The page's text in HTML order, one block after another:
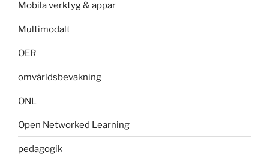
Mobila verktyg & appar
Multimodalt
OER
omvärldsbevakning
ONL
Open Networked Learning
pedagogik